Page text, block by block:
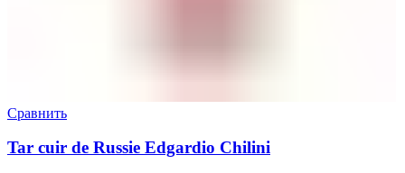
Сравнить
Tar cuir de Russie Edgardio Chilini